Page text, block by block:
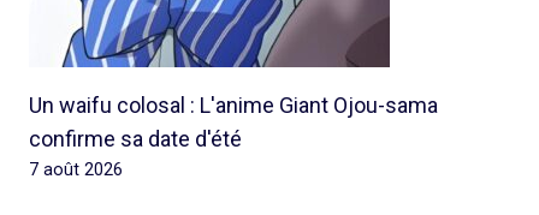
Un waifu colosal : L'anime Giant Ojou-sama
confirme sa date d'été
7 août 2026